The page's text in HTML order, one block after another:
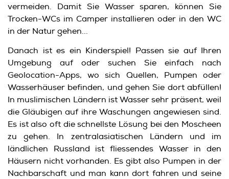
vermeiden. Damit Sie Wasser sparen, können Sie
Trocken-WCs im Camper installieren oder in den WC
in der Natur gehen...
Danach ist es ein Kinderspiel! Passen sie auf Ihren
Umgebung auf oder suchen Sie einfach nach
Geolocation-Apps, wo sich Quellen, Pumpen oder
Wasserhäuser befinden, und gehen Sie dort abfüllen!
In muslimischen Ländern ist Wasser sehr präsent, weil
die Gläubigen auf ihre Waschungen angewiesen sind.
Es ist also oft die schnellste Lösung bei den Moscheen
zu gehen. In zentralasiatischen Ländern und im
ländlichen Russland ist fliessendes Wasser in den
Häusern nicht vorhanden. Es gibt also Pumpen in der
Nachbarschaft und man kann dort fahren und seine